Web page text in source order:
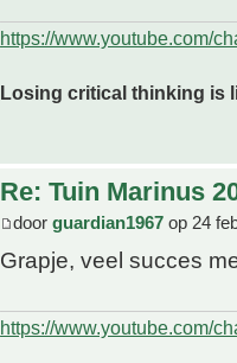
https://www.youtube.com/
Losing critical thinking is
Re: Tuin Marinus
door guardian1967 op 24
Grapje, veel succes
https://www.youtube.com/